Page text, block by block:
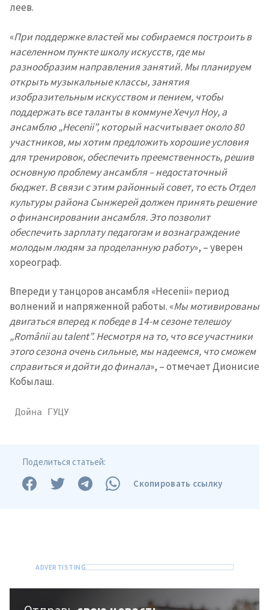
леев.
«При поддержке властей мы собираемся построить в
населенном пункте школу искусств, где мы
разнообразим направления занятий. Мы планируем
открыть музыкальные классы, занятия
изобразительным искусством и пением, чтобы
поддержать все таланты в коммуне Хечул Ноу, а
ансамблю „Hecenii”, который насчитывает около 80
участников, мы хотим предложить хорошие условия
для тренировок, обеспечить преемственность, решив
основную проблему ансамбля – недостаточный
бюджет. В связи с этим районный совет, то есть Отдел
культуры района Сынжерей должен принять решение
о финансировании ансамбля. Это позволит
обеспечить зарплату педагогам и вознаграждение
молодым людям за проделанную работу», – уверен
хореограф.
Впереди у танцоров ансамбля «Hecenii» период
волнений и напряженной работы. «Мы мотивированы
двигаться вперед к победе в 14-м сезоне телешоу
„Românii au talent”. Несмотря на то, что все участники
этого сезона очень сильные, мы надеемся, что сможем
справиться и дойти до финала», – отмечает Дионисие
Кобылаш.
Дойна ГУЦУ
Поделиться статьей:
Скопировать ссылку